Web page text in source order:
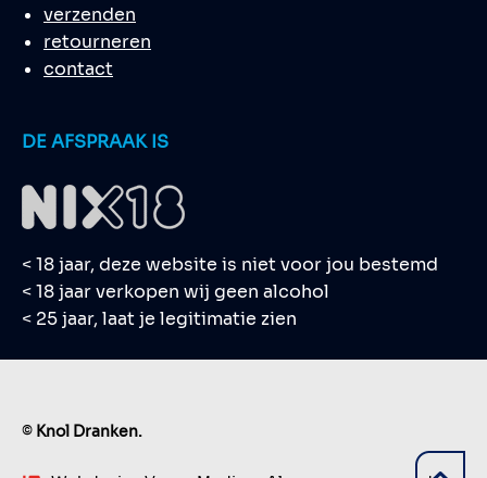
verzenden
retourneren
contact
DE AFSPRAAK IS
< 18 jaar, deze website is niet voor jou bestemd
< 18 jaar verkopen wij geen alcohol
< 25 jaar, laat je legitimatie zien
© Knol Dranken.